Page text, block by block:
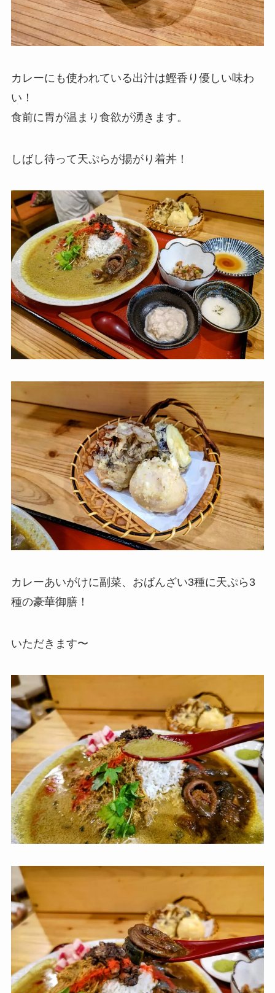
カレーにも使われている出汁は鰹香り優しい味わ
い！
食前に胃が温まり食欲が湧きます。
しばし待って天ぷらが揚がり着丼！
カレーあいがけに副菜、おばんざい3種に天ぷら3
種の豪華御膳！
いただきます〜